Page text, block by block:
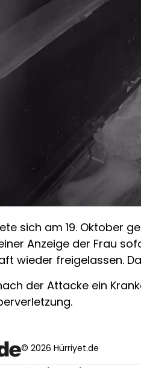
sich am 19. Oktober
Anzeige der Frau
wieder freigelassen.
der Attacke ein
© 2026 Hürriyet.de